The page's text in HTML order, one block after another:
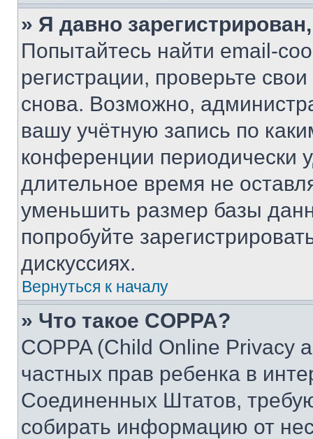
» Я давно
Попытайтесь найти email-
регистрации, проверьте
снова. Возможно,
вашу учётную запись по
конференции периодически
длительное время не
уменьшить размер базы
попробуйте
дискуссиях.
Вернуться к началу
» Что такое COPPA?
COPPA (Child Online Privacy
частных прав ребенка в
Соединенных Штатов,
собирать информацию от